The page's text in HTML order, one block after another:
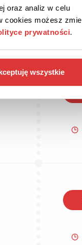
oraz analiz w celu
cookies możesz
prywatności.
wszystkie